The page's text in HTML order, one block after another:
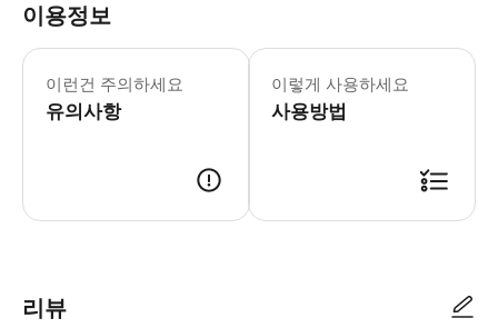
이용정보
이런건 주의하세요
유의사항
이렇게 사용하세요
사용방법
리뷰